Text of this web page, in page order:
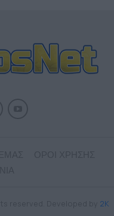
2K